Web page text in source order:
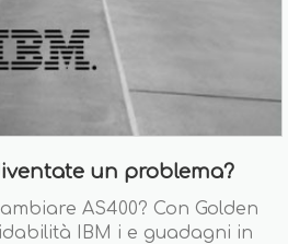
un problema?
AS400? Con Golden
IBM i e guadagni in